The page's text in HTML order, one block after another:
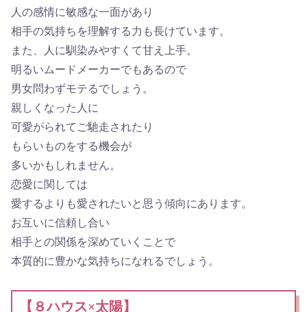
人の感情に敏感な一面があり
相手の気持ちを理解する力も長けています。
また、人に馴染みやすくて甘え上手。
明るいムードメーカーでもあるので
男女問わずモテるでしょう。
親しくなった人に
可愛がられてご馳走されたり
もらいものをする機会が
多いかもしれません。
恋愛に関しては
愛するよりも愛されたいと思う傾向にあります。
お互いに信頼し合い
相手との関係を深めていくことで
本質的に豊かな気持ちになれるでしょう。
【８ハウス×太陽】